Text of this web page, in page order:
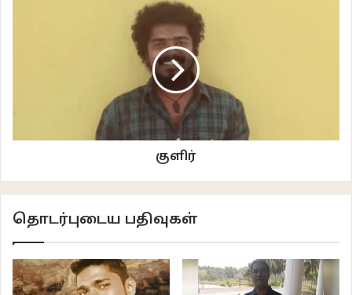
குளிர்
தொடர்புடைய பதிவுகள்